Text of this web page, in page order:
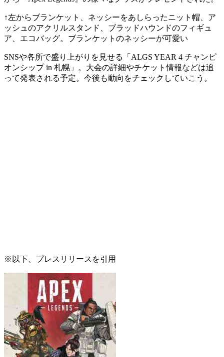
↑左からブランケット、ネッシーをあしらったニット帽、ア
ッシュのアクリルスタンド、ブラッドハウンドのフィギュ
ア、エコバッグ。ブランケットのネッシーが可愛い
SNSや各所で盛り上がりを見せる「ALGS YEAR 4 チャンピ
オンシップ in 札幌」。大会の詳細やチケット情報などは追
って発表される予定。今後も動向をチェックしていこう。
※以下、プレスリリースを引用